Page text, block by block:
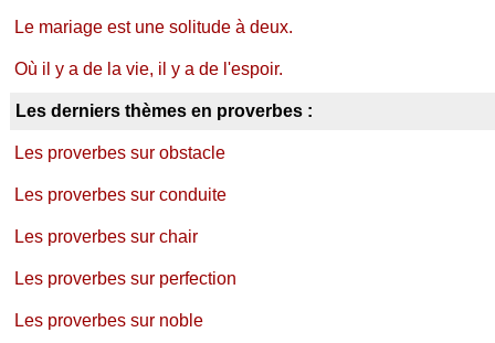
Le mariage est une solitude à deux.
Où il y a de la vie, il y a de l'espoir.
Les derniers thèmes en proverbes :
Les proverbes sur obstacle
Les proverbes sur conduite
Les proverbes sur chair
Les proverbes sur perfection
Les proverbes sur noble